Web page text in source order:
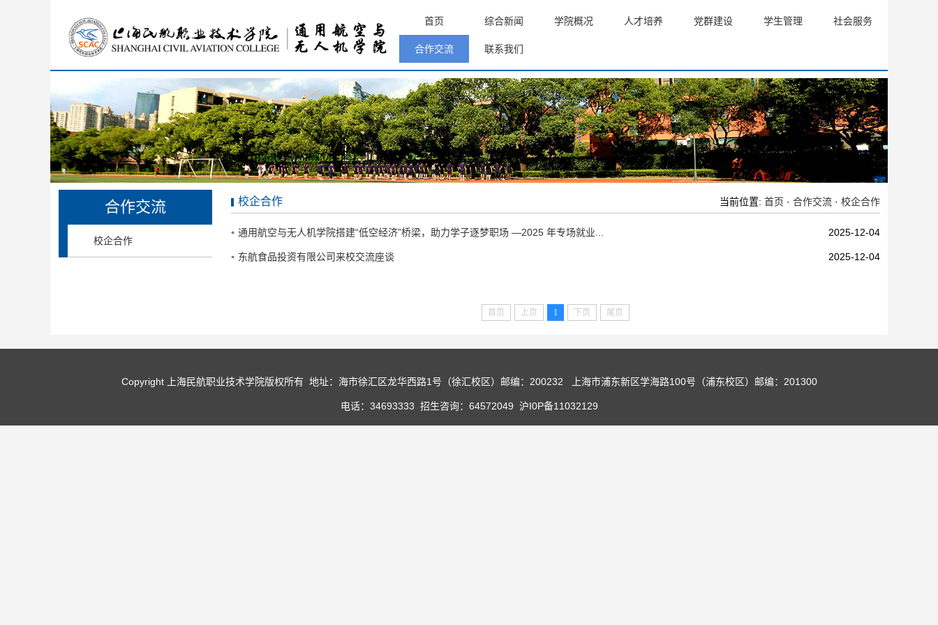
首页 综合新闻 学院概况 人才培养 党群建设 学生管理 社会服务
合作交流 联系我们
合作交流
校企合作
校企合作 当前位置: 首页 · 合作交流· 校企合作
通用航空与无人机学院搭建“低空经济”桥梁，助力学子逐梦职场 —2025 年专场就业... 2025-12-04
东航食品投资有限公司来校交流座谈 2025-12-04
首页 上页 1 下页 尾页
Copyright 上海民航职业技术学院版权所有 地址：海市徐汇区龙华西路1号（徐汇校区）邮编：200232 上海市浦东新区学海路100号（浦东校区）邮编：201300
电话：34693333 招生咨询：64572049 沪I0P备11032129